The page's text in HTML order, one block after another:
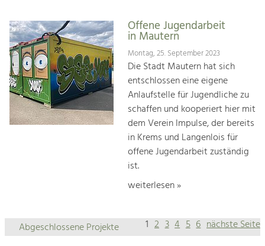
Offene Jugendarbeit
in Mautern
Montag, 25. September 2023
Die Stadt Mautern hat sich
entschlossen eine eigene
Anlaufstelle für Jugendliche zu
schaffen und kooperiert hier mit
dem Verein Impulse, der bereits
in Krems und Langenlois für
offene Jugendarbeit zuständig
ist.
weiterlesen »
1 2 3 4 5 6 nächste Seite
Abgeschlossene Projekte